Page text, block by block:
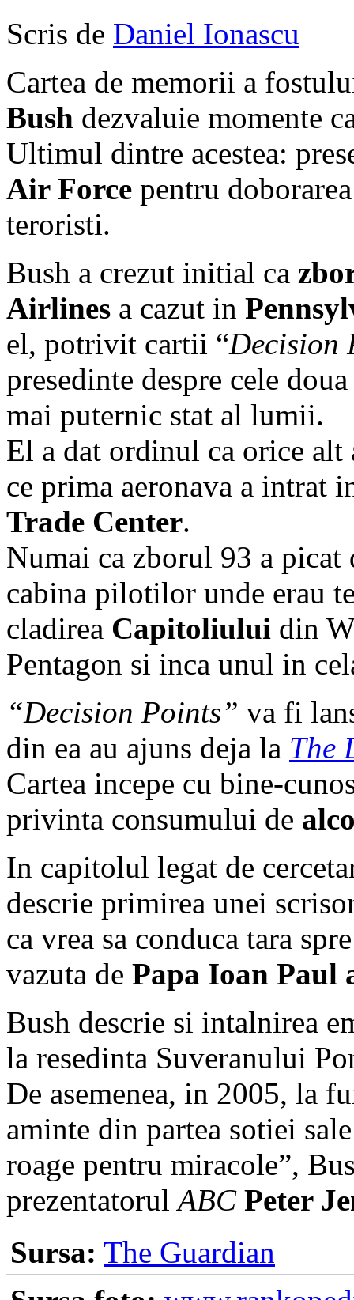
Scris de Daniel Ionascu
Cartea de memorii a
Bush dezvaluie momente
Ultimul dintre acestea:
Air Force pentru
teroristi.
Bush a crezut initial ca
Airlines a cazut in
el, potrivit cartii “Decision
presedinte despre cele
mai puternic stat al lumii.
El a dat ordinul ca orice alt
ce prima aeronava a
Trade Center.
Numai ca zborul 93 a picat
cabina pilotilor unde erau
cladirea Capitoliului din
Pentagon si inca unul in
“Decision Points” va fi
din ea au ajuns deja la The
Cartea incepe cu bine-
privinta consumului de
In capitolul legat de
descrie primirea unei
ca vrea sa conduca tara
vazuta de Papa Ioan Paul
Bush descrie si intalnirea
la resedinta Suveranului
De asemenea, in 2005, la
aminte din partea sotiei
roage pentru miracole”,
prezentatorulABC Peter
Sursa: The Guardian